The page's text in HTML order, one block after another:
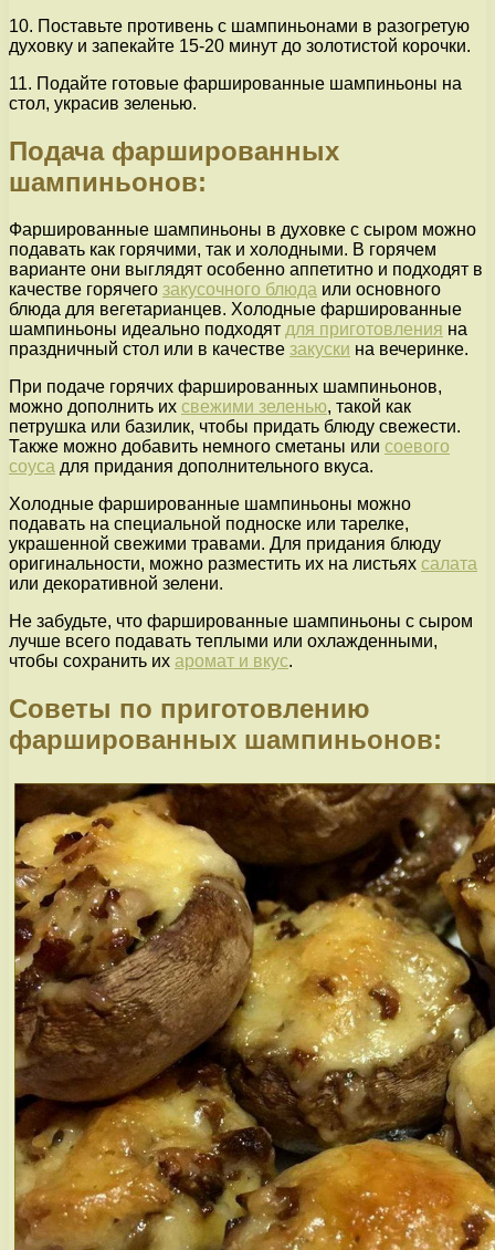
10. Поставьте противень с шампиньонами в разогретую
духовку и запекайте 15-20 минут до золотистой корочки.
11. Подайте готовые фаршированные шампиньоны на
стол, украсив зеленью.
Подача фаршированных
шампиньонов:
Фаршированные шампиньоны в духовке с сыром можно
подавать как горячими, так и холодными. В горячем
варианте они выглядят особенно аппетитно и подходят в
качестве горячего закусочного блюда или основного
блюда для вегетарианцев. Холодные фаршированные
шампиньоны идеально подходят для приготовления на
праздничный стол или в качестве закуски на вечеринке.
При подаче горячих фаршированных шампиньонов,
можно дополнить их свежими зеленью, такой как
петрушка или базилик, чтобы придать блюду свежести.
Также можно добавить немного сметаны или соевого
соуса для придания дополнительного вкуса.
Холодные фаршированные шампиньоны можно
подавать на специальной подноске или тарелке,
украшенной свежими травами. Для придания блюду
оригинальности, можно разместить их на листьях салата
или декоративной зелени.
Не забудьте, что фаршированные шампиньоны с сыром
лучше всего подавать теплыми или охлажденными,
чтобы сохранить их аромат и вкус.
Советы по приготовлению
фаршированных шампиньонов: